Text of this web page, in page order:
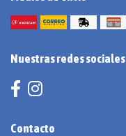
Nuestras redes sociales
Contacto